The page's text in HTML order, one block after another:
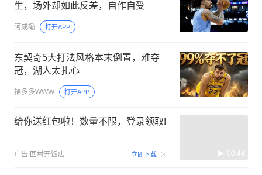
生，场外却如此反差，自作自受
阿成嘞 打开APP
东契奇5大打法风格本末倒置，难夺
冠，湖人太扎心
福多多WWW 打开APP
给你送红包啦！数量不限，登录领取!
广告 回村开饭店 立即下载 00:44